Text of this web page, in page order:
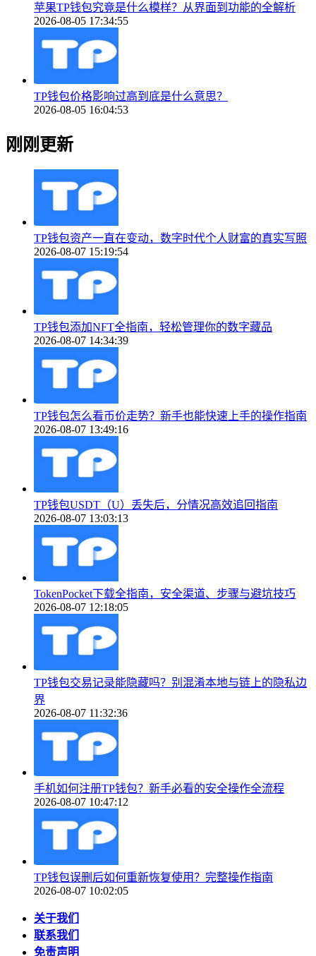
苹果TP钱包究竟是什么模样？从界面到功能的全解析
2026-08-05 17:34:55
TP钱包价格影响过高到底是什么意思？
2026-08-05 16:04:53
刚刚更新
TP钱包资产一直在变动，数字时代个人财富的真实写照
2026-08-07 15:19:54
TP钱包添加NFT全指南，轻松管理你的数字藏品
2026-08-07 14:34:39
TP钱包怎么看币价走势？新手也能快速上手的操作指南
2026-08-07 13:49:16
TP钱包USDT（U）丢失后，分情况高效追回指南
2026-08-07 13:03:13
TokenPocket下载全指南，安全渠道、步骤与避坑技巧
2026-08-07 12:18:05
TP钱包交易记录能隐藏吗？别混淆本地与链上的隐私边
界
2026-08-07 11:32:36
手机如何注册TP钱包？新手必看的安全操作全流程
2026-08-07 10:47:12
TP钱包误删后如何重新恢复使用？完整操作指南
2026-08-07 10:02:05
关于我们
联系我们
免责声明